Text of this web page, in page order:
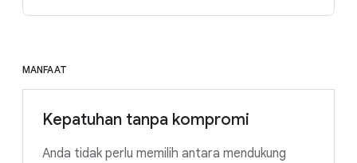
MANFAAT
Kepatuhan tanpa kompromi
Anda tidak perlu memilih antara mendukung